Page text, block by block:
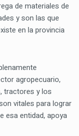
de materiales de
y son las que
en la provincia
agropecuario,
tractores y los
vitales para lograr
esa entidad, apoya